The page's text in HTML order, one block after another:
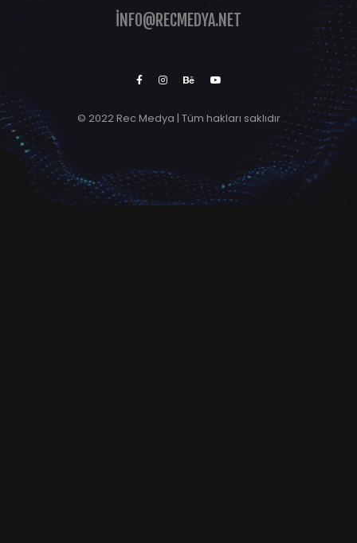
INFO@RECMEDYA.NET
© 2022 Rec Medya | Tüm hakları saklıdır